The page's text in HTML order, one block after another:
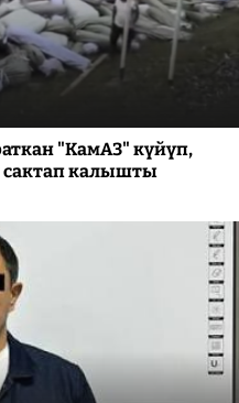
"КамАЗ" күйүп,
калышты